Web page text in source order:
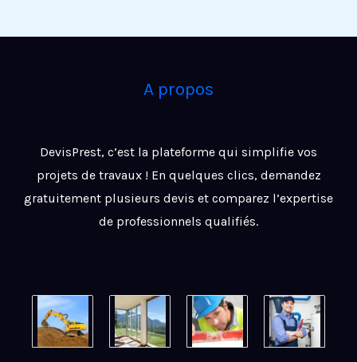
A propos
DevisPrest, c’est la plateforme qui simplifie vos
projets de travaux ! En quelques clics, demandez
gratuitement plusieurs devis et comparez l’expertise
de professionnels qualifiés.